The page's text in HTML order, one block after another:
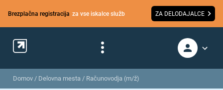
Brezplačna registracija za vse iskalce služb ZA DELODAJALCE
Domov / Delovna mesta / Računovodja (m/ž)